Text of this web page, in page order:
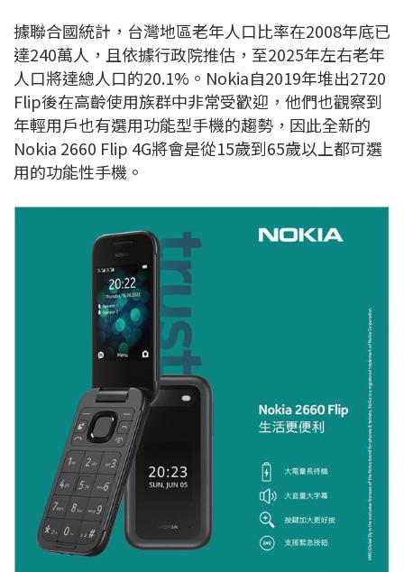
據聯合國統計，台灣地區老年人口比率在2008年底已
達240萬人，且依據行政院推估，至2025年左右老年
人口將達總人口的20.1%。Nokia自2019年堆出2720
Flip後在高齡使用族群中非常受歡迎，他們也觀察到
年輕用戶也有選用功能型手機的趨勢，因此全新的
Nokia 2660 Flip 4G將會是從15歲到65歲以上都可選
用的功能性手機。